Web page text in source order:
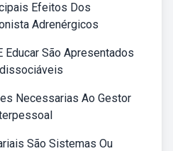
Efeitos Dos
Adrenérgicos
Educar São Apresentados
Necessarias Ao Gestor
São Sistemas Ou